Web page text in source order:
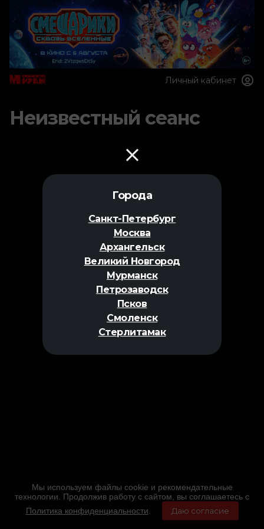
Города
Санкт-Петербург
Москва
Архангельск
Великий Новгород
Мурманск
Петрозаводск
Псков
Смоленск
Стерлитамак
Личный кабинет
Неизвестный сеанс
Мы используем файлы cookie и рекомендательные
технологии. Продолжив работу с сайтом, вы соглашаетесь с
Политика конфиденциальности
Даю согласие